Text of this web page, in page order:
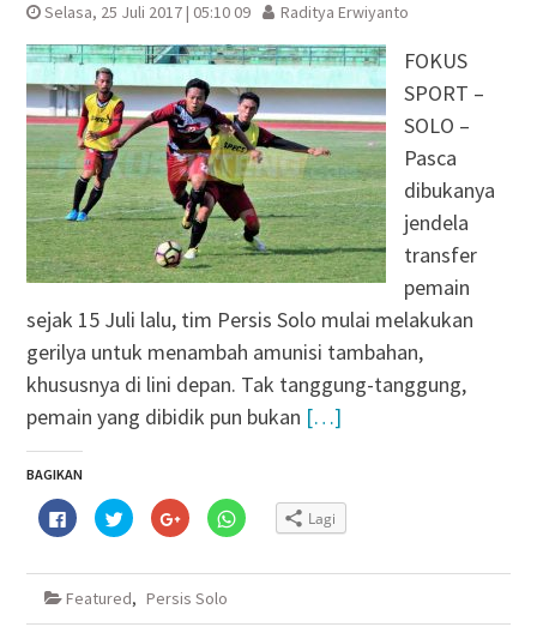
Selasa, 25 Juli 2017 | 05:10 09 Raditya Erwiyanto
FOKUS
SPORT –
SOLO –
Pasca
dibukanya
jendela
transfer
pemain
sejak 15 Juli lalu, tim Persis Solo mulai melakukan
gerilya untuk menambah amunisi tambahan,
khususnya di lini depan. Tak tanggung-tanggung,
pemain yang dibidik pun bukan […]
BAGIKAN
Klik
untuk
membagikan
Facebook(Membuka
jendela
Klik
untuk
berbagi
Twitter(Membuka
jendela
Klik
untuk
berbagi
Google+
di
Klik
untuk
WhatsApp(Membuka
Lagi
Featured, Persis Solo